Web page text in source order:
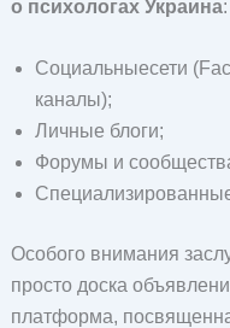
о психологах Украина:
Социальныесети
каналы);
Личные блоги;
Форумы и
Особого внимания
просто доска
платформа,